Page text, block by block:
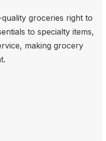
groceries right to
to specialty items,
making grocery